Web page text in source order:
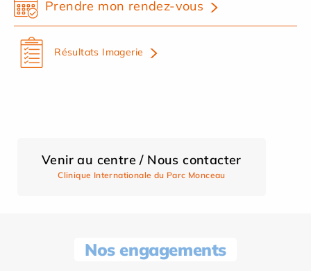
Prendre mon rendez-vous
Résultats Imagerie
Venir au centre / Nous contacter
Clinique Internationale du Parc Monceau
Nos engagements